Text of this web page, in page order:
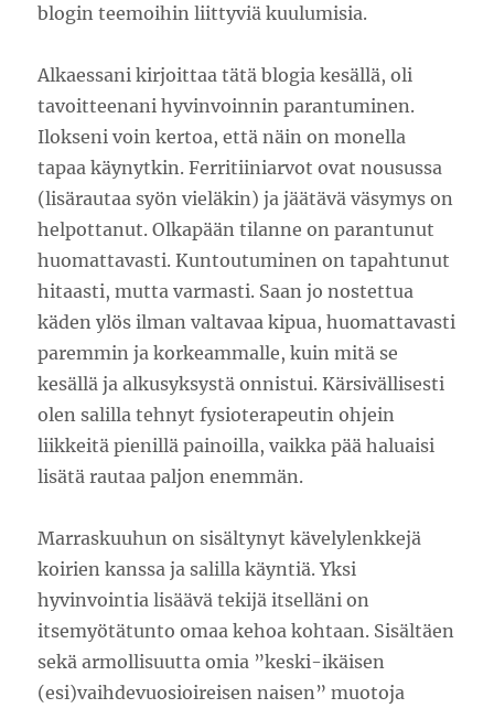
blogin teemoihin liittyviä kuulumisia.
Alkaessani kirjoittaa tätä blogia kesällä, oli
tavoitteenani hyvinvoinnin parantuminen.
Ilokseni voin kertoa, että näin on monella
tapaa käynytkin. Ferritiiniarvot ovat nousussa
(lisärautaa syön vieläkin) ja jäätävä väsymys on
helpottanut. Olkapään tilanne on parantunut
huomattavasti. Kuntoutuminen on tapahtunut
hitaasti, mutta varmasti. Saan jo nostettua
käden ylös ilman valtavaa kipua, huomattavasti
paremmin ja korkeammalle, kuin mitä se
kesällä ja alkusyksystä onnistui. Kärsivällisesti
olen salilla tehnyt fysioterapeutin ohjein
liikkeitä pienillä painoilla, vaikka pää haluaisi
lisätä rautaa paljon enemmän.
Marraskuuhun on sisältynyt kävelylenkkejä
koirien kanssa ja salilla käyntiä. Yksi
hyvinvointia lisäävä tekijä itselläni on
itsemyötätunto omaa kehoa kohtaan. Sisältäen
sekä armollisuutta omia ”keski-ikäisen
(esi)vaihdevuosioireisen naisen” muotoja